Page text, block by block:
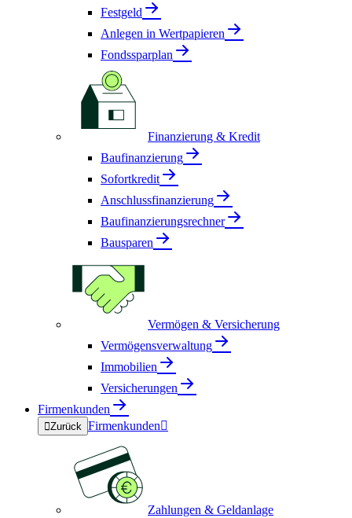
Festgeld
Anlegen in Wertpapieren
Fondssparplan
Finanzierung & Kredit
Baufinanzierung
Sofortkredit
Anschlussfinanzierung
Baufinanzierungsrechner
Bausparen
Vermögen & Versicherung
Vermögensverwaltung
Immobilien
Versicherungen
Firmenkunden
Zurück Firmenkunden
Zahlungen & Geldanlage